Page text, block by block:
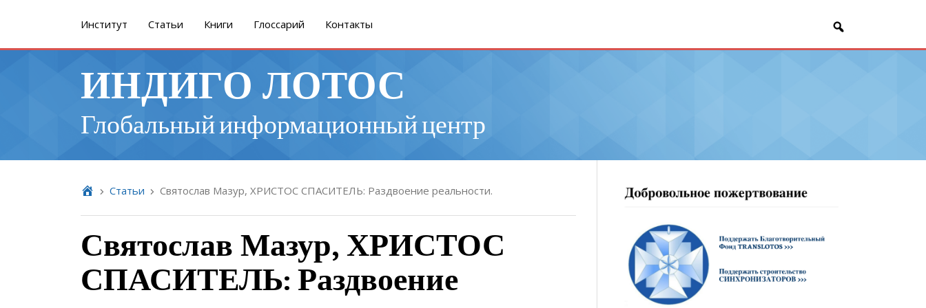
Институт Cтатьи Книги Глоссарий Контакты
ИНДИГО ЛОТОС
Глобальный информационный центр
Cтатьи Святослав Мазур, ХРИСТОС СПАСИТЕЛЬ: Раздвоение реальности.
Святослав Мазур, ХРИСТОС
СПАСИТЕЛЬ: Раздвоение